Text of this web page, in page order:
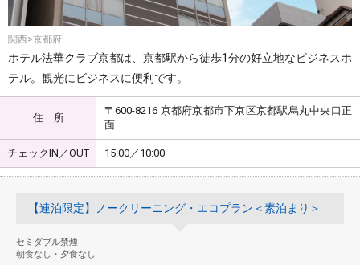
関西>京都府
ホテル法華クラブ京都は、京都駅から徒歩1分の好立地なビジネスホ
テル。観光にビジネスに便利です。
住 所
〒600-8216 京都府京都市下京区京都駅烏丸中央口正
面
チェックIN／OUT 15:00／10:00
【連泊限定】ノークリーニング・エコプラン＜素泊まり＞
セミダブル禁煙
朝食なし・夕食なし